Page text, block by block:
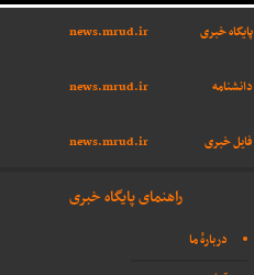
پایگاه خبری news.mrud.ir
دانشنامه
news.mrud.ir
فایل خبری news.mrud.ir
راهنمای پایگاه خبری
دربارهٔ ما